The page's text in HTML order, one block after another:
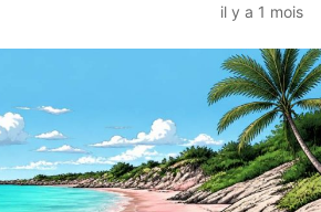
il y a 1 mois